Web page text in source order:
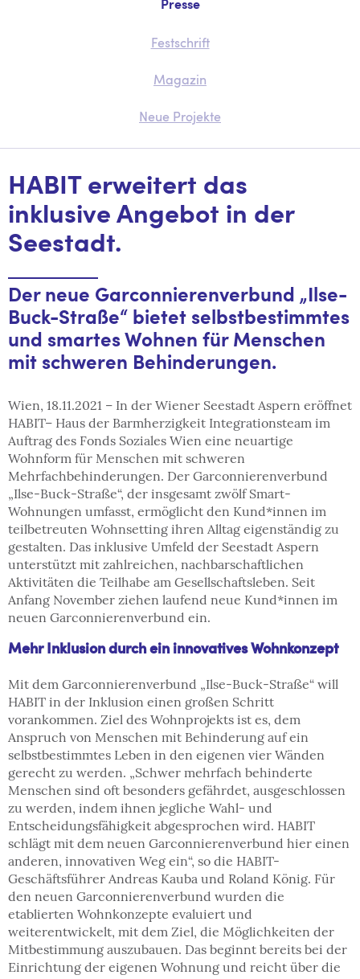
Presse
Festschrift
Magazin
Neue Projekte
HABIT erweitert das
inklusive Angebot in der
Seestadt.
Der neue Garconnierenverbund „Ilse-
Buck-Straße“ bietet selbstbestimmtes
und smartes Wohnen für Menschen
mit schweren Behinderungen.
Wien, 18.11.2021 – In der Wiener Seestadt Aspern eröffnet
HABIT– Haus der Barmherzigkeit Integrationsteam im
Auftrag des Fonds Soziales Wien eine neuartige
Wohnform für Menschen mit schweren
Mehrfachbehinderungen. Der Garconnierenverbund
„Ilse-Buck-Straße“, der insgesamt zwölf Smart-
Wohnungen umfasst, ermöglicht den Kund*innen im
teilbetreuten Wohnsetting ihren Alltag eigenständig zu
gestalten. Das inklusive Umfeld der Seestadt Aspern
unterstützt mit zahlreichen, nachbarschaftlichen
Aktivitäten die Teilhabe am Gesellschaftsleben. Seit
Anfang November ziehen laufend neue Kund*innen im
neuen Garconnierenverbund ein.
Mehr Inklusion durch ein innovatives Wohnkonzept
Mit dem Garconnierenverbund „Ilse-Buck-Straße“ will
HABIT in der Inklusion einen großen Schritt
vorankommen. Ziel des Wohnprojekts ist es, dem
Anspruch von Menschen mit Behinderung auf ein
selbstbestimmtes Leben in den eigenen vier Wänden
gerecht zu werden. „Schwer mehrfach behinderte
Menschen sind oft besonders gefährdet, ausgeschlossen
zu werden, indem ihnen jegliche Wahl- und
Entscheidungsfähigkeit abgesprochen wird. HABIT
schlägt mit dem neuen Garconnierenverbund hier einen
anderen, innovativen Weg ein“, so die HABIT-
Geschäftsführer Andreas Kauba und Roland König. Für
den neuen Garconnierenverbund wurden die
etablierten Wohnkonzepte evaluiert und
weiterentwickelt, mit dem Ziel, die Möglichkeiten der
Mitbestimmung auszubauen. Das beginnt bereits bei der
Einrichtung der eigenen Wohnung und reicht über die